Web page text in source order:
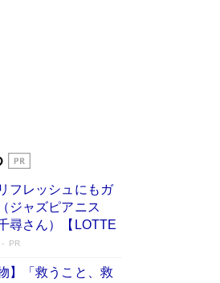
である」原作者が抱き
己憐憫は描きたくな
ったこと（後編） #
フレッシュにもガ
ジャズピアニス
尋さん）【LOTTE
PR
】「救うこと、救